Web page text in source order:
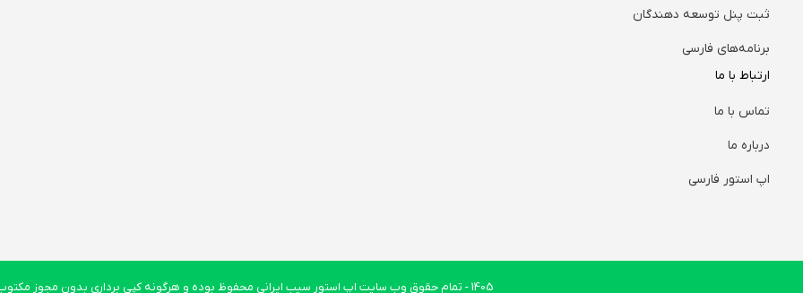
ثبت پنل توسعه دهندگان
برنامه‌های فارسی
ارتباط با ما
تماس با ما
درباره ما
اپ استور فارسی
1405- تمام حقوق وب سایت اپ استور سیب ایرانی محفوظ بوده و هرگونه کپی برداری بدون مجوز مکتوب